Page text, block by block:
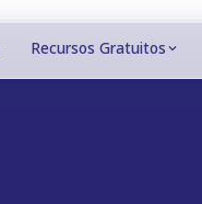
Recursos Gratuitos